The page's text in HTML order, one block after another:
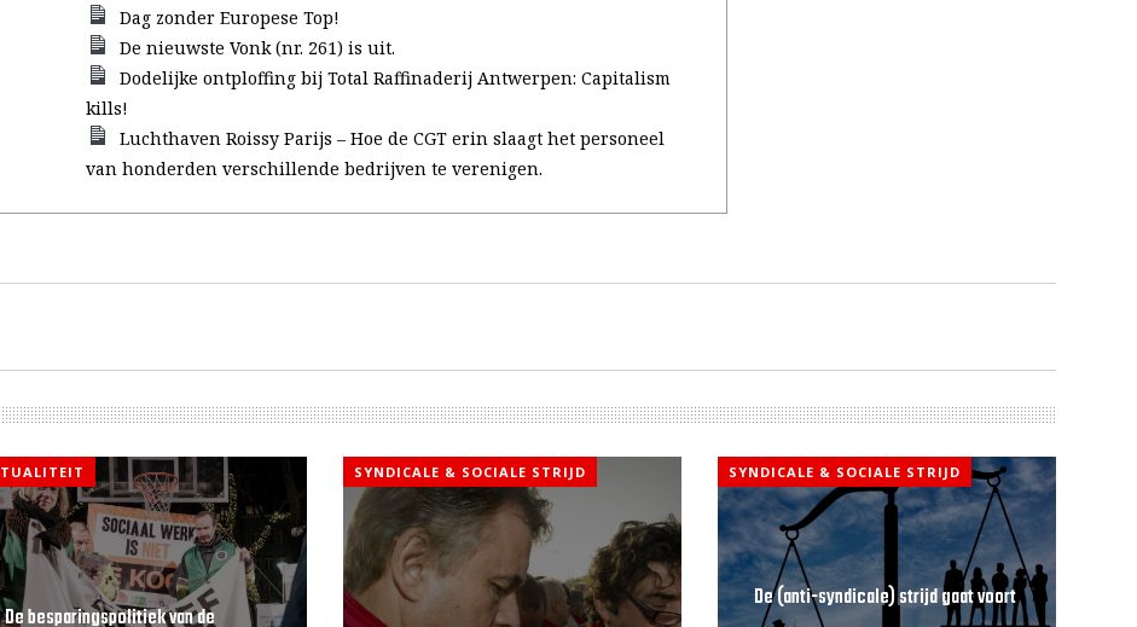
Dag zonder Europese Top!
De nieuwste Vonk (nr. 261) is uit.
Dodelijke ontploffing bij Total Raffinaderij Antwerpen: Capitalism
kills!
Luchthaven Roissy Parijs – Hoe de CGT erin slaagt het personeel
van honderden verschillende bedrijven te verenigen.
De besparingspolitiek van de
SYNDICALE & SOCIALE STRIJD SYNDICALE & SOCIALE STRIJD
De (anti-syndicale) strijd gaat voort